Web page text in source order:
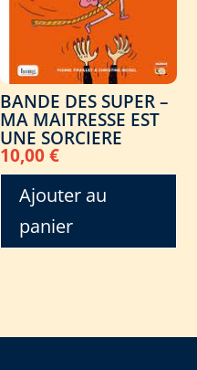
BANDE DES SUPER –
MA MAITRESSE EST
UNE SORCIERE
10,00€
Ajouter au
panier